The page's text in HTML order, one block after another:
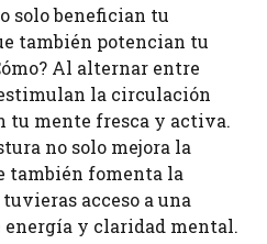
solo benefician tu
también potencian tu
Al alternar entre
la circulación
tu mente fresca y activa.
no solo mejora la
también fomenta la
acceso a una
y claridad mental.